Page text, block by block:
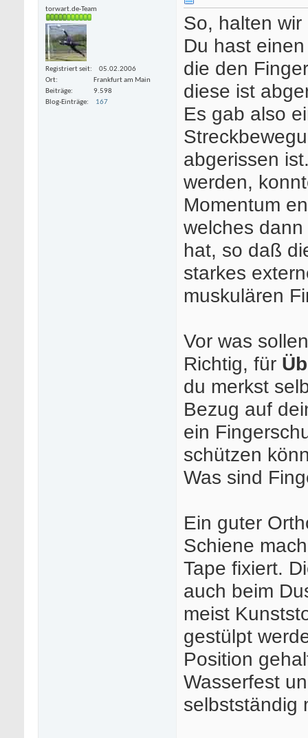
torwart.de-Team
Registriert seit
05.02.2006
Ort
Frankfurt am Main
Beiträge
9.598
Blog-Einträge
167
So, halten wir
Du hast
die den
diese ist
Es gab also
abgerissen
werden,
Momentum
welches
hat, so daß
starkes
muskulären
Vor was
Richtig, für
du merkst
Bezug auf
ein
schützen
Was sind
Ein guter
Schiene
Tape fixiert.
auch beim
meist
gestülpt
Position
Wasserfest
selbstständig